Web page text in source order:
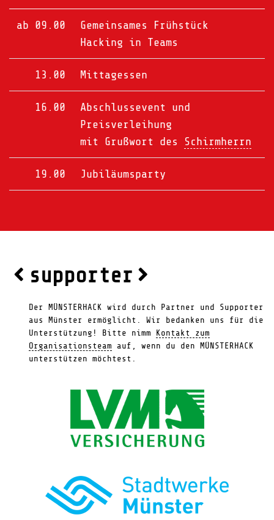
ab 09.00
Gemeinsames Frühstück
Hacking in Teams
13.00 Mittagessen
16.00
Abschlussevent und
Preisverleihung
mit Grußwort des Schirmherrn
19.00 Jubiläumsparty
supporter
Der MÜNSTERHACK wird durch Partner und Supporter
aus Münster ermöglicht. Wir bedanken uns für die
Unterstützung! Bitte nimm
Kontakt zum
Organisationsteam auf, wenn du den MÜNSTERHACK
unterstützen möchtest.